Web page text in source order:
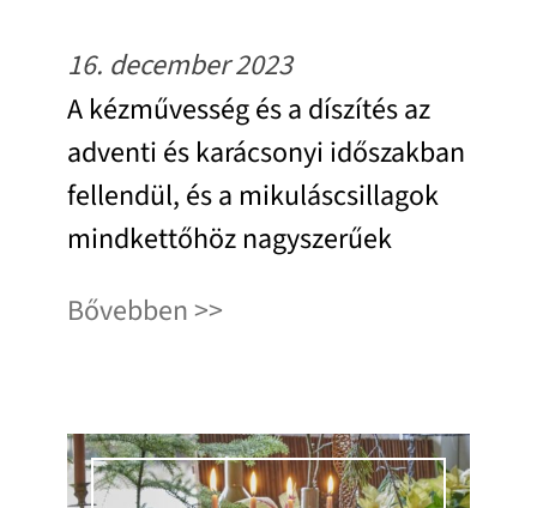
16. december 2023
A kézművesség és a díszítés az
adventi és karácsonyi időszakban
fellendül, és a mikuláscsillagok
mindkettőhöz nagyszerűek
Bővebben